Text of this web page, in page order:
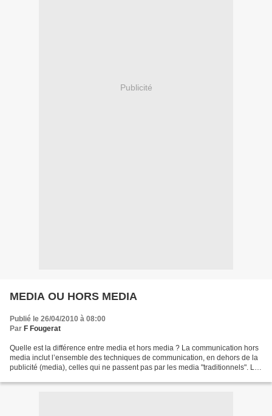
Publicité
MEDIA OU HORS MEDIA
Publié le 26/04/2010 à 08:00
Par F Fougerat
Quelle est la différence entre media et hors media ? La communication hors
media inclut l’ensemble des techniques de communication, en dehors de la
publicité (media), celles qui ne passent pas par les media "traditionnels". Le